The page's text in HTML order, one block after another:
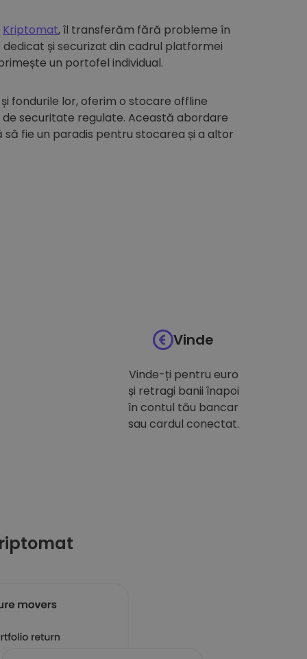
Kriptomat, îl transferăm fără probleme în
și securizat din cadrul platformei
un portofel individual.
fondurile lor, oferim o stocare offline
securitate regulate. Această abordare
fie un paradis pentru stocarea și a altor
Vinde
Vinde-ți pentru euro
și retragi banii înapoi
în contul tău bancar
sau cardul conectat.